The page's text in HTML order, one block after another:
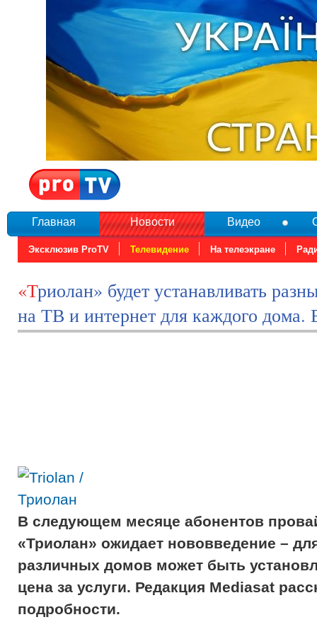
Главная Новости
Эксклюзив ProTV Телевидение На телеэкране
Видео
«Триолан» будет устанавливать разные тарифы
на ТВ и интернет для каждого дома.
В следующем месяце абонентов
«Триолан» ожидает нововведение –
различных домов может быть
цена за услуги. Редакция Mediasat
подробности.